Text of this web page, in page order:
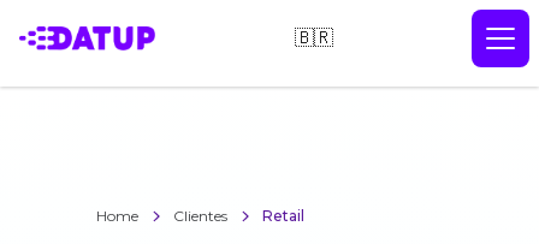
🇧🇷
Home Clientes Retail